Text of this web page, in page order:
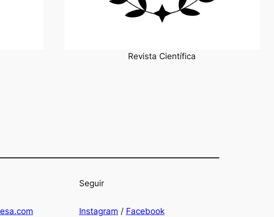
Revista Científica
Seguir
Instagram / Facebook